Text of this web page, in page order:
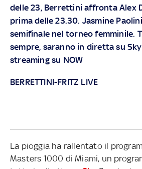
delle 23, Berrettini affronta Alex
prima delle 23.30. Jasmine
semifinale nel torneo femminile.
sempre, saranno in diretta su Sky
streaming su NOW
BERRETTINI-FRITZ LIVE
La pioggia ha rallentato il
Masters 1000 di Miami, un